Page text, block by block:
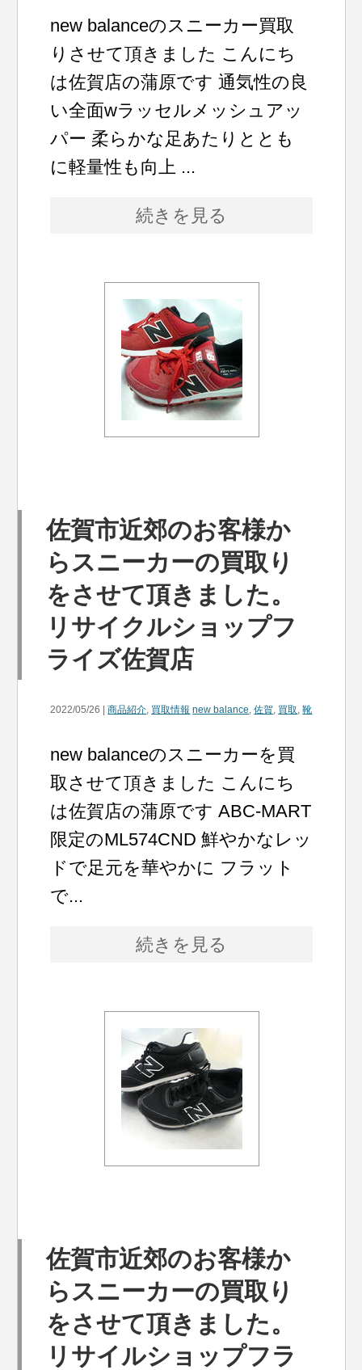
new balanceのスニーカー買取
りさせて頂きました こんにち
は佐賀店の蒲原です 通気性の良
い全面wラッセルメッシュアッ
パー 柔らかな足あたりととも
に軽量性も向上 ...
続きを見る
佐賀市近郊のお客様か
らスニーカーの買取り
をさせて頂きました。
リサイクルショップフ
ライズ佐賀店
2022/05/26 |商品紹介, 買取情報 new balance,佐賀, 買取,靴
new balanceのスニーカーを買
取させて頂きました こんにち
は佐賀店の蒲原です ABC-MART
限定のML574CND 鮮やかなレッ
ドで足元を華やかに フラット
で...
続きを見る
佐賀市近郊のお客様か
らスニーカーの買取り
をさせて頂きました。
リサイルショップフラ